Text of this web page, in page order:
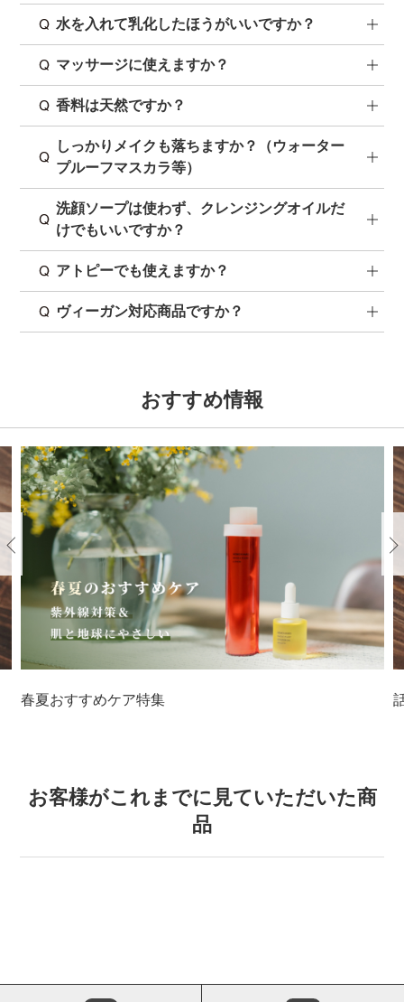
水を入れて乳化したほうがいいですか？
マッサージに使えますか？
香料は天然ですか？
しっかりメイクも落ちますか？（ウォーター
プルーフマスカラ等）
洗顔ソープは使わず、クレンジングオイルだ
けでもいいですか？
アトピーでも使えますか？
ヴィーガン対応商品ですか？
おすすめ情報
Previous
春夏おすすめケア特集
お客様がこれまでに見ていただいた商
品